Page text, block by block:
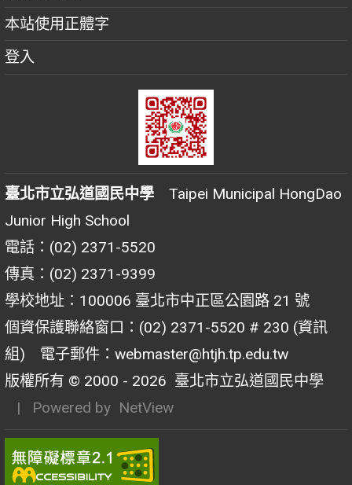
本站使用正體字
登入
臺北市立弘道國民中學 Taipei Municipal HongDao
Junior High School
電話：(02) 2371-5520
傳真：(02) 2371-9399
學校地址：100006 臺北市中正區公園路 21 號
個資保護聯絡窗口：(02) 2371-5520 # 230 (資訊
組) 電子郵件：webmaster@htjh.tp.edu.tw
版權所有 © 2000 - 2026 臺北市立弘道國民中學
| Powered by NetView